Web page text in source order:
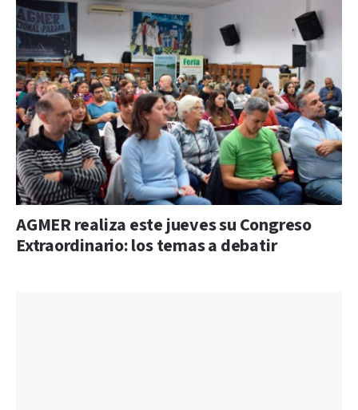
AGMER realiza este jueves su Congreso
Extraordinario: los temas a debatir